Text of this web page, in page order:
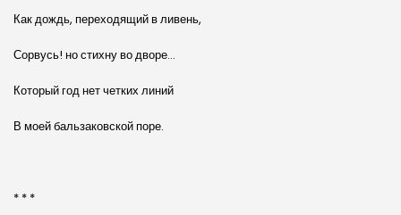
Как дождь, переходящий в ливень,
Сорвусь! но стихну во дворе…
Который год нет четких линий
В моей бальзаковской поре.
* * *